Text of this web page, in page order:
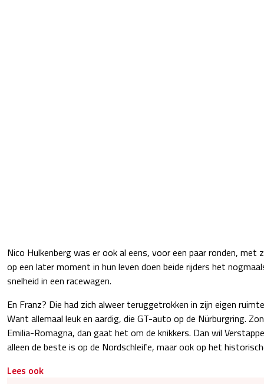
Nico Hulkenberg was er ook al eens, voor een paar ronden, met
op een later moment in hun leven doen beide rijders het
snelheid in een racewagen.
En Franz? Die had zich alweer teruggetrokken in zijn eigen
Want allemaal leuk en aardig, die GT-auto op de Nürburgring.
Emilia-Romagna, dan gaat het om de knikkers. Dan wil
alleen de beste is op de Nordschleife, maar ook op het
Lees ook